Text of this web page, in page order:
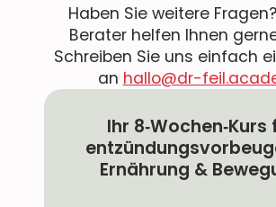
Haben Sie weitere
Berater helfen Ihnen
Schreiben Sie uns einfach
an hallo@dr-
Ihr 8‐Wochen‐Kurs
Ernährung &